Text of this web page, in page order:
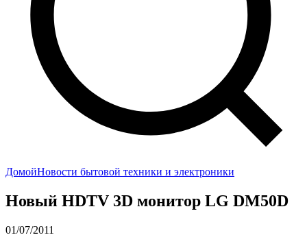
ДомойНовости бытовой техники и электроники
Новый HDTV 3D монитор LG DM50D
01/07/2011